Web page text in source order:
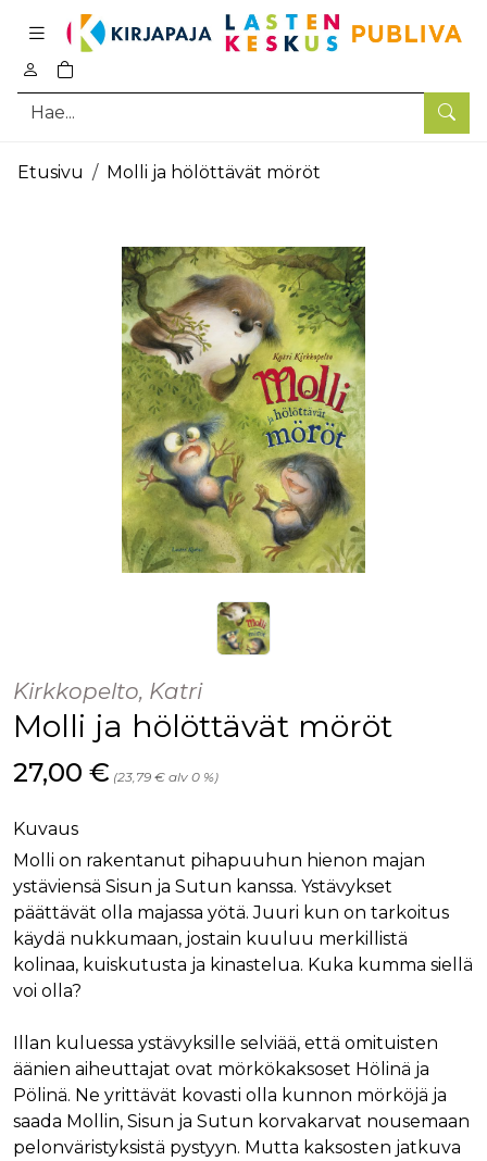
Hae
0
tuotetta ostoskorissa
Pääsisältö
Etusivu Molli ja hölöttävät möröt
Kirkkopelto, Katri
Molli ja hölöttävät möröt
Hinta nyt
27,00 € (23,79 € alv 0 %)
Kuvaus
Molli on rakentanut pihapuuhun hienon majan
ystäviensä Sisun ja Sutun kanssa. Ystävykset
päättävät olla majassa yötä. Juuri kun on tarkoitus
käydä nukkumaan, jostain kuuluu merkillistä
kolinaa, kuiskutusta ja kinastelua. Kuka kumma siellä
voi olla?
Illan kuluessa ystävyksille selviää, että omituisten
äänien aiheuttajat ovat mörkökaksoset Hölinä ja
Pölinä. Ne yrittävät kovasti olla kunnon mörköjä ja
saada Mollin, Sisun ja Sutun korvakarvat nousemaan
pelonväristyksistä pystyyn. Mutta kaksosten jatkuva